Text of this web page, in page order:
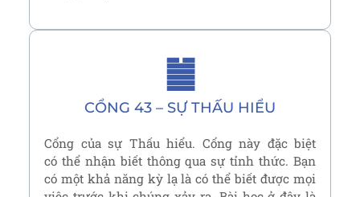
CỔNG 43 – SỰ THẤU HIỂU
䷪
Cổng của sự Thấu hiểu. Cổng này đặc biệt
có thể nhận biết thông qua sự tỉnh thức. Bạn
có một khả năng kỳ lạ là có thể biết được mọi